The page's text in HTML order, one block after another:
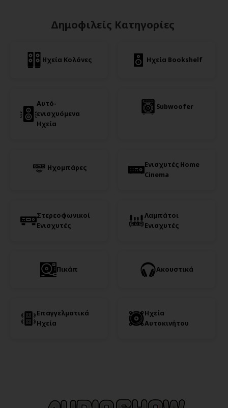
Δημοφιλείς Κατηγορίες
Ηχεία Κολόνες Ηχεία Bookshelf
Αυτό-
ενισχυόμενα
Ηχεία
Subwoofer
Ηχομπάρες
Ενισχυτές Home
Cinema
Στερεοφωνικοί
Ενισχυτές
Λαμπάτοι
Ενισχυτές
Πικάπ Ακουστικά
Επαγγελματικά
Ηχεία
Ηχεία
Αυτοκινήτου